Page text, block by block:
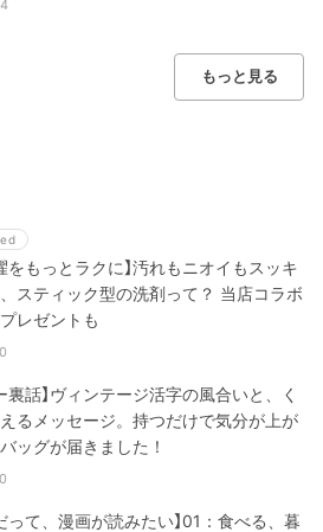
もっと見る
をもっとラクに】汚れもニオイもスッキ
スティック型の洗剤って？ 当店コラボ
レゼントも
裏話】ヴィンテージ活字の風合いと、く
るメッセージ。持つだけで気分が上が
ッグが届きました！
って、漫画が読みたい】01：食べる、暮